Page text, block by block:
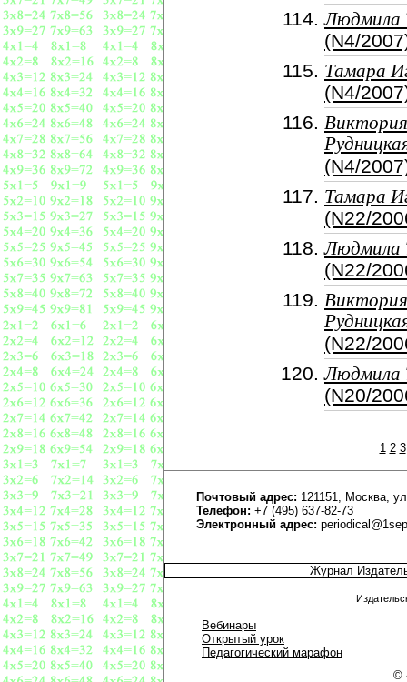
Людмила
(N4/
Тамара
(N4/
Виктория
(N4/
Тамара
(N22/
Людмила
(N22/
Виктория
(N22/
Людмила
(N20/
1 2 3
Почтовый адрес: 121151, Москва,
Телефон: +7 (495) 637-82-73
Электронный адрес:
Журнал
Вебинары
Открытый урок
Педагогический марафон
©